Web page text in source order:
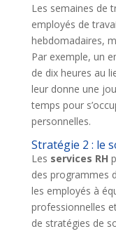
Les semaines de
employés de
hebdomadaires,
Par exemple, un
de dix heures au
leur donne une
temps pour
personnelles.
Stratégie 2 : le
Les services RH
des programmes
les employés à
professionnelles
de stratégies de